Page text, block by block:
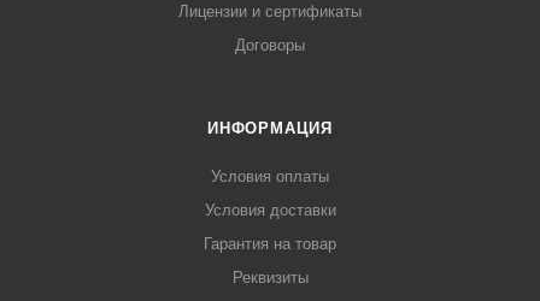
Лицензии и сертификаты
Договоры
ИНФОРМАЦИЯ
Условия оплаты
Условия доставки
Гарантия на товар
Реквизиты